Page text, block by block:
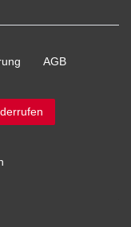
AGB